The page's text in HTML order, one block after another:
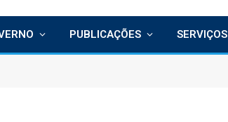
PUBLICAÇÕES SERVIÇOS